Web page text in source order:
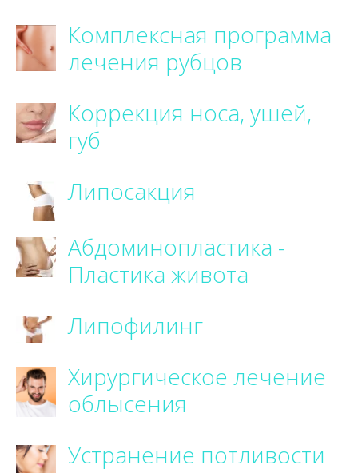
Комплексная программа
лечения рубцов
Коррекция носа, ушей,
губ
Липосакция
Абдоминопластика -
Пластика живота
Липофилинг
Хирургическое лечение
облысения
Устранение потливости